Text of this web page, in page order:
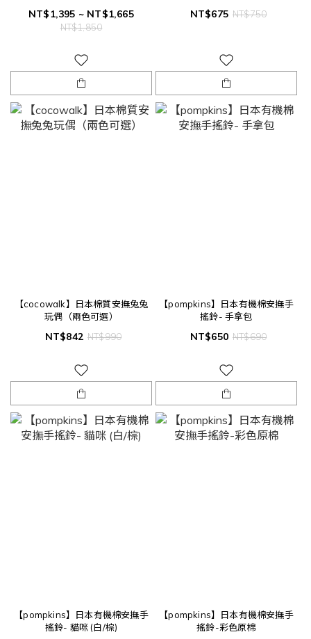
NT$1,395 ~ NT$1,665
NT$1,850
NT$675 NT$750
【cocowalk】日本棉質安撫兔兔
玩偶（兩色可選）
NT$842 NT$990
【pompkins】日本有機棉安撫手
搖鈴- 手拿包
NT$650 NT$690
【pompkins】日本有機棉安撫手
搖鈴- 貓咪 (白/棕)
【pompkins】日本有機棉安撫手
搖鈴-彩色原棉